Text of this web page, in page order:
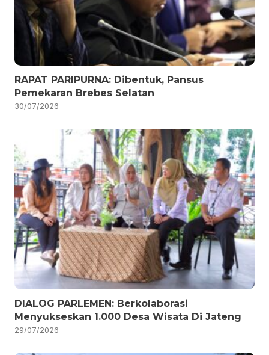
RAPAT PARIPURNA: Dibentuk, Pansus
Pemekaran Brebes Selatan
30/07/2026
DIALOG PARLEMEN: Berkolaborasi
Menyukseskan 1.000 Desa Wisata Di Jateng
29/07/2026